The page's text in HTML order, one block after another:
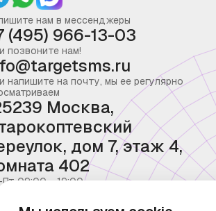
нам в мессенджеры
(495) 966-13-03
позвоните нам!
напишите на почту, мы ее регулярно
Москва,
дом 7, этаж 4,
402
09:00 - 19:00